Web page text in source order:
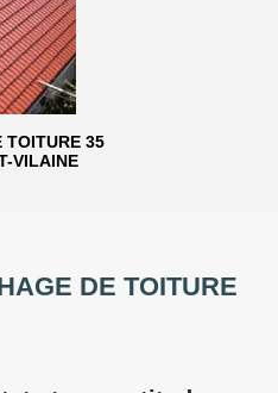
TOITURE 35
VILAINE
DE TOITURE